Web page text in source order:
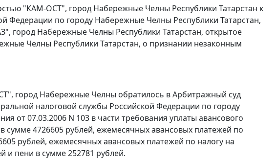
"КАМ-ОСТ", город Набережные Челны Республики Татарстан к
Федерации по городу Набережные Челны Республики Татарстан,
город Набережные Челны Республики Татарстан, открытое
Челны Республики Татарстан, о признании незаконным
город Набережные Челны обратилось в Арбитражный суд
налоговой службы Российской Федерации по городу
от 07.03.2006 N 103 в части требования уплаты авансового
сумме 4726605 рублей, ежемесячных авансовых платежей по
рублей, ежемесячных авансовых платежей по налогу на
и пени в сумме 252781 рублей.